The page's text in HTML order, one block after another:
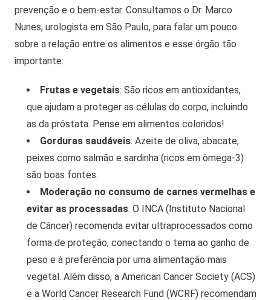
prevenção e o bem-estar. Consultamos o Dr. Marco
Nunes, urologista em São Paulo, para falar um pouco
sobre a relação entre os alimentos e esse órgão tão
importante:
Frutas e vegetais: São ricos em antioxidantes,
que ajudam a proteger as células do corpo, incluindo
as da próstata. Pense em alimentos coloridos!
Gorduras saudáveis: Azeite de oliva, abacate,
peixes como salmão e sardinha (ricos em ômega-3)
são boas fontes.
Moderação no consumo de carnes vermelhas e
evitar as processadas: O INCA (Instituto Nacional
de Câncer) recomenda evitar ultraprocessados como
forma de proteção, conectando o tema ao ganho de
peso e à preferência por uma alimentação mais
vegetal. Além disso, a American Cancer Society (ACS)
e a World Cancer Research Fund (WCRF) recomendam